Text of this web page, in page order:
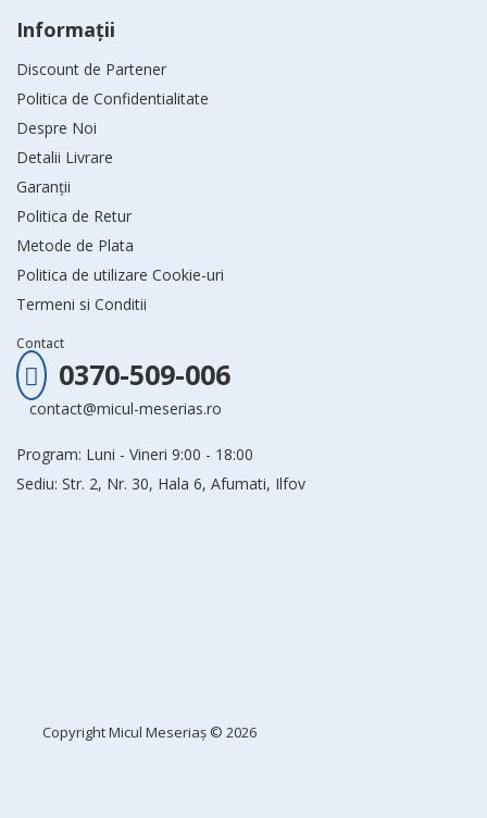
Informaţii
Discount de Partener
Politica de Confidentialitate
Despre Noi
Detalii Livrare
Garanții
Politica de Retur
Metode de Plata
Politica de utilizare Cookie-uri
Termeni si Conditii
Contact
0370-509-006
contact@micul-meserias.ro
Program: Luni - Vineri 9:00 - 18:00
Sediu: Str. 2, Nr. 30, Hala 6, Afumati, Ilfov
CopyrightMicul Meseriaș © 2026